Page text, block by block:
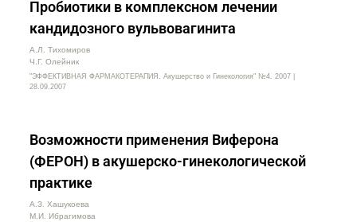
Пробиотики в комплексном лечении
кандидозного вульвовагинита
А.Л. Тихомиров
Ч.Г. Олейник
"ЭФФЕКТИВНАЯ ФАРМАКОТЕРАПИЯ. Акушерство и Гинекология" №4. 2007 |
28.09.2007
Возможности применения Виферона
(ФЕРОН) в акушерско-гинекологической
практике
А.З. Хашукоева
М.И. Ибрагимова